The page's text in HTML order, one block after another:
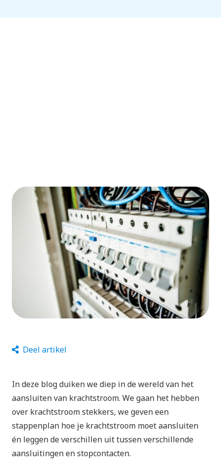
Deel artikel
In deze blog duiken we diep in de wereld van het
aansluiten van krachtstroom. We gaan het hebben
over krachtstroom stekkers, we geven een
stappenplan hoe je krachtstroom moet aansluiten
én leggen de verschillen uit tussen verschillende
aansluitingen en stopcontacten.